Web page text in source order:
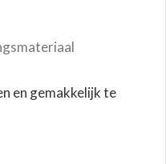
en gemakkelijk te